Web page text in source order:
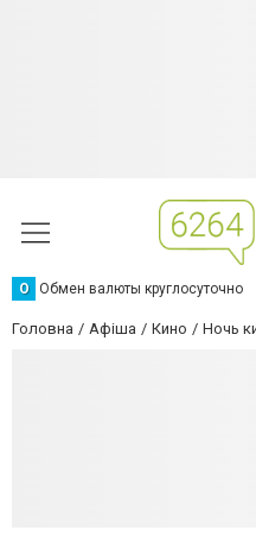
О Обмен валюты круглосуточно
Головна Афіша Кино Ночь